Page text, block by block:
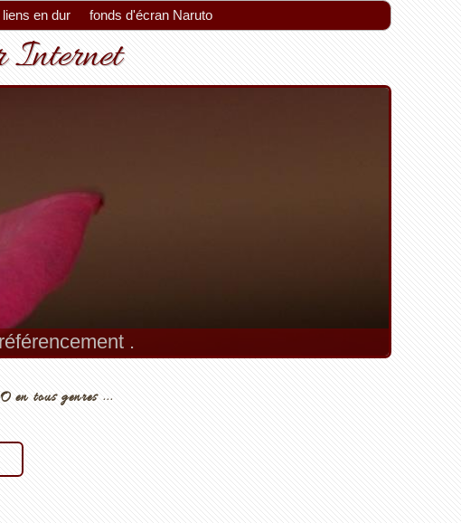
en dur fonds d'écran Naruto
Internet
.
en tous genres ...